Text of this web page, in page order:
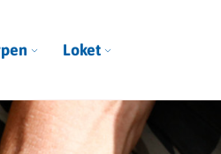
Loket